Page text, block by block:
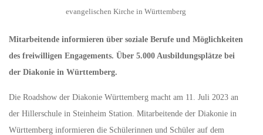
evangelischen Kirche in Württemberg
Mitarbeitende informieren über soziale Berufe und Möglichkeiten
des freiwilligen Engagements. Über 5.000 Ausbildungsplätze bei
der Diakonie in Württemberg.
Die Roadshow der Diakonie Württemberg macht am 11. Juli 2023 an
der Hillerschule in Steinheim Station. Mitarbeitende der Diakonie in
Württemberg informieren die Schülerinnen und Schüler auf dem